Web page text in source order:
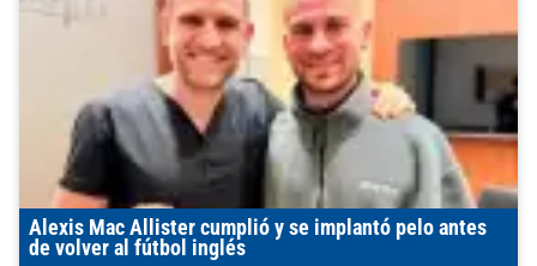
Alexis Mac Allister cumplió y se implantó pelo antes
de volver al fútbol inglés